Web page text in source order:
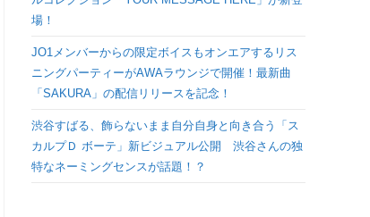
グ
ル
場！
JO1メンバーからの限定ボイスもオンエアするリス
ニングパーティーがAWAラウンジで開催！最新曲
「SAKURA」の配信リリースを記念！
渋谷すばる、飾らないまま自分自身と向き合う「ス
カルプＤ ボーテ」新ビジュアル公開 渋谷さんの独
特なネーミングセンスが話題！？